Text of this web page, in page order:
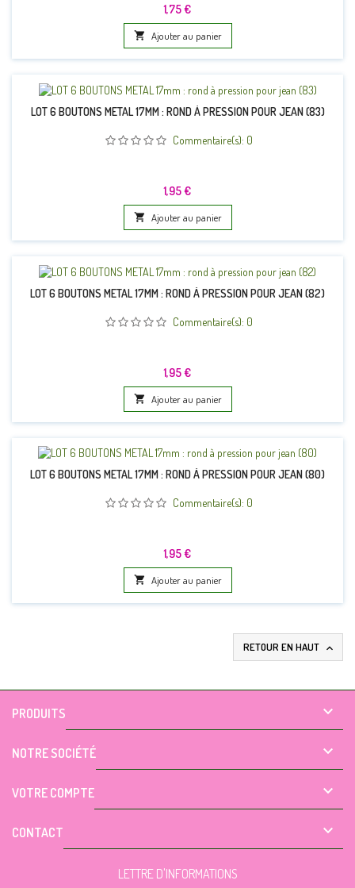
Prix
1,75 €
 Ajouter au panier
LOT 6 BOUTONS METAL 17MM : ROND À PRESSION POUR JEAN (83)
Commentaire(s): 0
Prix
1,95 €
 Ajouter au panier
LOT 6 BOUTONS METAL 17MM : ROND À PRESSION POUR JEAN (82)
Commentaire(s): 0
Prix
1,95 €
 Ajouter au panier
LOT 6 BOUTONS METAL 17MM : ROND À PRESSION POUR JEAN (80)
Commentaire(s): 0
Prix
1,95 €
 Ajouter au panier
RETOUR EN HAUT 
PRODUITS 
NOTRE SOCIÉTÉ 
VOTRE COMPTE 
CONTACT 
LETTRE D'INFORMATIONS